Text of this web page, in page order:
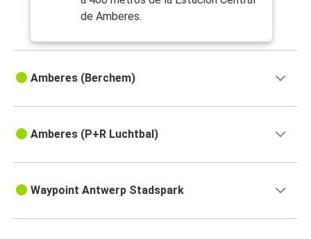
de Amberes.
Amberes (Berchem)
Amberes (P+R Luchtbal)
Waypoint Antwerp Stadspark